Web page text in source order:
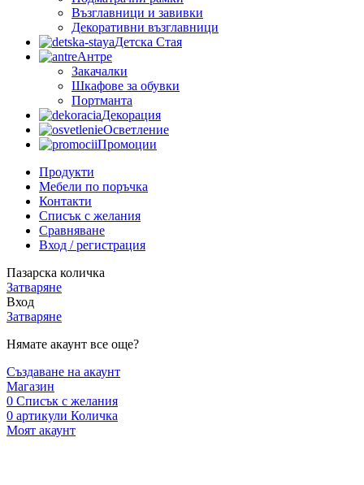
Възглавници и завивки
Декоративни възглавници
Детска Стая
Антре
Закачалки
Шкафове за обувки
Портманта
Декорация
Осветление
Промоции
Продукти
Мебели по поръчка
Контакти
Списък с желания
Сравняване
Вход / регистрация
Пазарска количка
Затваряне
Вход
Затваряне
Нямате акаунт все още?
Създаване на акаунт
Магазин
0 Списък с желания
0 артикули Количка
Моят акаунт